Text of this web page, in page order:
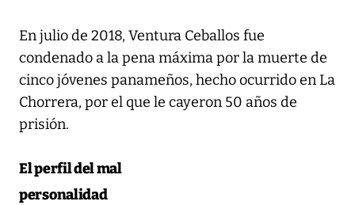
En julio de 2018, Ventura Ceballos fue
condenado a la pena máxima por la muerte de
cinco jóvenes panameños, hecho ocurrido en La
Chorrera, por el que le cayeron 50 años de
prisión.
El perfil del mal
personalidad